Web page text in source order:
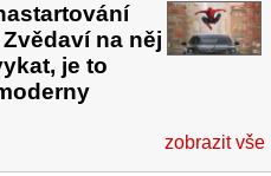
na něj
je to
zobrazit vše